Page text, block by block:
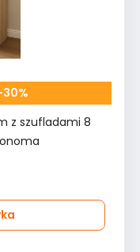
30%
z szufladami 8